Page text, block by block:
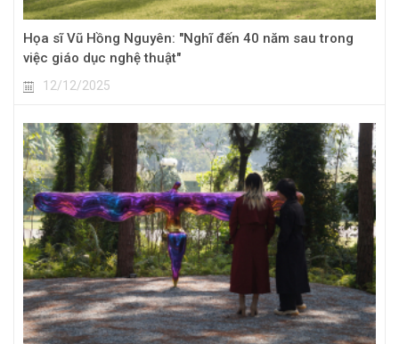
Họa sĩ Vũ Hồng Nguyên: "Nghĩ đến 40 năm sau trong
việc giáo dục nghệ thuật"
12/12/2025